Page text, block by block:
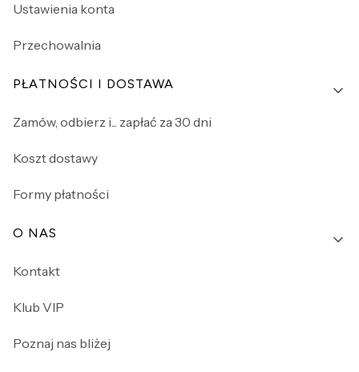
Ustawienia konta
Przechowalnia
PŁATNOŚCI I DOSTAWA
Zamów, odbierz i... zapłać za 30 dni
Koszt dostawy
Formy płatności
O NAS
Kontakt
Klub VIP
Poznaj nas bliżej